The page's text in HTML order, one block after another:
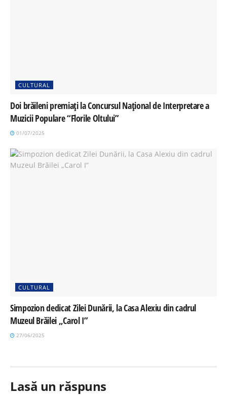
CULTURAL
Doi brăileni premiați la Concursul Național de Interpretare a
Muzicii Populare “Florile Oltului”
01/07/2025
CULTURAL
Simpozion dedicat Zilei Dunării, la Casa Alexiu din cadrul
Muzeul Brăilei „Carol I”
27/06/2025
Lasă un răspuns